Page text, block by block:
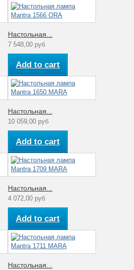
Настольная...
7 548,00 руб
Add to cart
Настольная...
10 059,00 руб
Add to cart
Настольная...
4 072,00 руб
Add to cart
Настольная...